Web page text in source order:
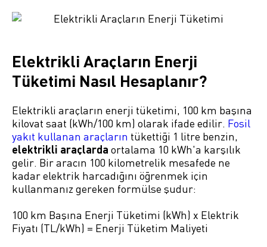
Elektrikli Araçların Enerji
Tüketimi Nasıl Hesaplanır?
Elektrikli araçların enerji tüketimi, 100 km başına
kilovat saat (kWh/100 km) olarak ifade edilir. Fosil
yakıt kullanan araçların tükettiği 1 litre benzin,
elektrikli araçlarda ortalama 10 kWh'a karşılık
gelir. Bir aracın 100 kilometrelik mesafede ne
kadar elektrik harcadığını öğrenmek için
kullanmanız gereken formülse şudur:
100 km Başına Enerji Tüketimi (kWh) x Elektrik
Fiyatı (TL/kWh) = Enerji Tüketim Maliyeti